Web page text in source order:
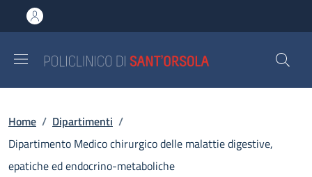
al contenuto principale
to footer content
Briciole di pane
Home / Dipartimenti /
Dipartimento Medico chirurgico delle malattie digestive,
epatiche ed endocrino-metaboliche